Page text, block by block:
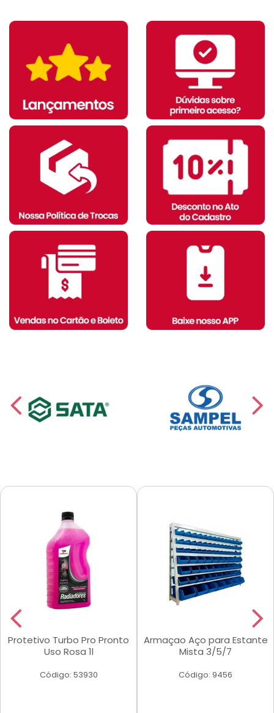
Protetivo Turbo Pro Pronto
Uso Rosa 1l
Código: 53930
Armaçao Aço para Estante
Mista 3/5/7
Código: 9456